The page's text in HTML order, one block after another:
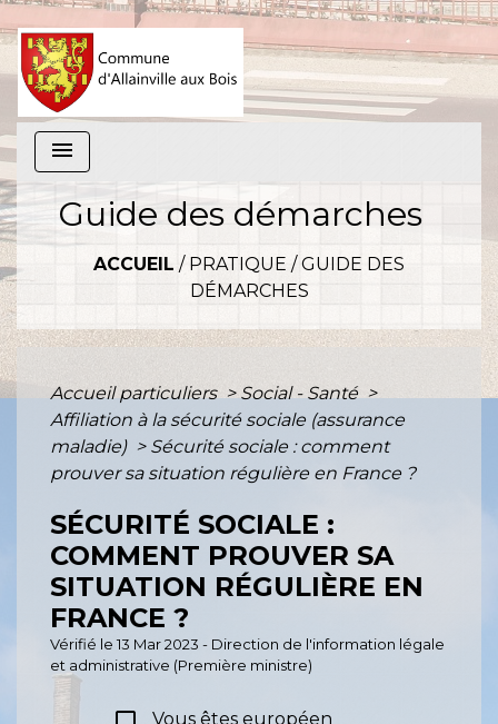
menu
Guide des démarches
ACCUEIL / PRATIQUE /GUIDE DES
DÉMARCHES
Accueil particuliers> Social - Santé>
Affiliation à la sécurité sociale (assurance
maladie) > Sécurité sociale : comment
prouver sa situation régulière en France ?
SÉCURITÉ SOCIALE :
COMMENT PROUVER SA
SITUATION RÉGULIÈRE EN
FRANCE ?
Vérifié le 13 Mar 2023 - Direction de l'information légale
et administrative (Première ministre)
Vous êtes européen